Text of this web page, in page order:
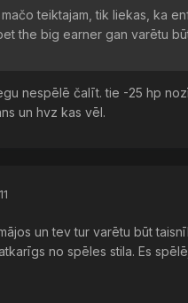
teiktajam, tik liekas, ka
the big earner gan varētu
nespēlē čalīt. tie -25 hp
un hvz kas vēl.
un tev tur varētu būt
no spēles stila. Es